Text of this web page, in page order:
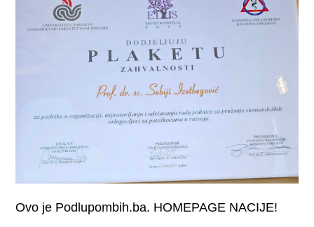
Ovo je Podlupombih.ba. HOMEPAGE NACIJE!